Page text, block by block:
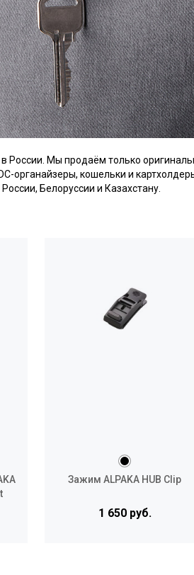
России. Мы продаём только
органайзеры, кошельки и
Белоруссии и Казахстану.
Зажим ALPAKA HUB Clip
1 650 руб.